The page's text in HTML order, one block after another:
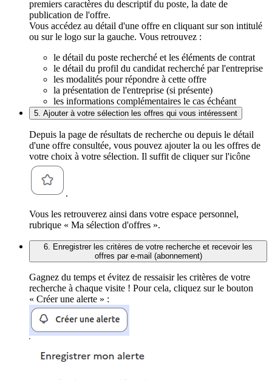
premiers caractères du descriptif du poste, la date de
publication de l'offre.
Vous accédez au détail d'une offre en cliquant sur son intitulé
ou sur le logo sur la gauche. Vous retrouvez :
le détail du poste recherché et les éléments de contrat
le détail du profil du candidat recherché par l'entreprise
les modalités pour répondre à cette offre
la présentation de l'entreprise (si présente)
les informations complémentaires le cas échéant
5. Ajouter à votre sélection les offres qui vous intéressent
Depuis la page de résultats de recherche ou depuis le détail
d'une offre consultée, vous pouvez ajouter la ou les offres de
votre choix à votre sélection. Il suffit de cliquer sur l'icône
.
Vous les retrouverez ainsi dans votre espace personnel,
rubrique « Ma sélection d'offres ».
6. Enregistrer les critères de votre recherche et recevoir les
offres par e-mail (abonnement)
Gagnez du temps et évitez de ressaisir les critères de votre
recherche à chaque visite ! Pour cela, cliquez sur le bouton
« Créer une alerte » :